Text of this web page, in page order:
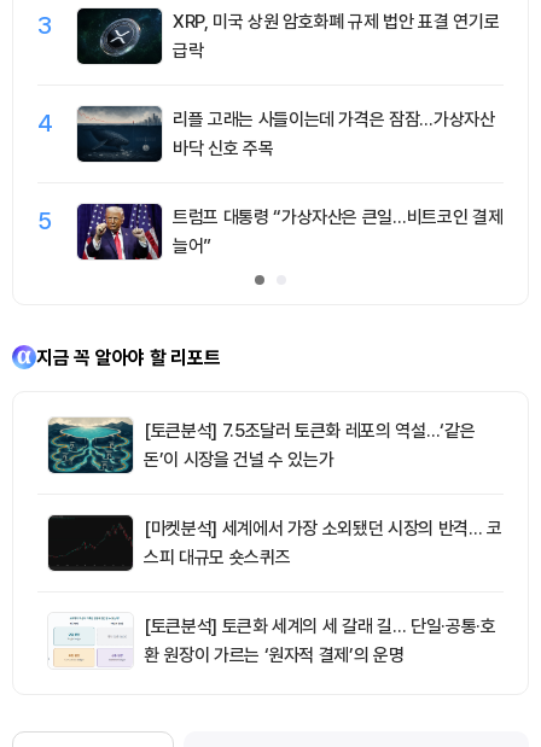
3
XRP, 미국 상원 암호화폐 규제 법안 표결 연기로
급락
4
리플 고래는 사들이는데 가격은 잠잠…가상자산
바닥 신호 주목
5
트럼프 대통령 “가상자산은 큰일…비트코인 결제
늘어”
지금 꼭 알아야 할 리포트
[토큰분석] 7.5조달러 토큰화 레포의 역설…‘같은
돈’이 시장을 건널 수 있는가
[마켓분석] 세계에서 가장 소외됐던 시장의 반격… 코
스피 대규모 숏스퀴즈
[토큰분석] 토큰화 세계의 세 갈래 길… 단일·공통·호
환 원장이 가르는 ‘원자적 결제’의 운명